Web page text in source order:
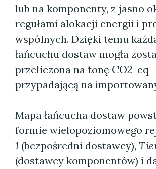
lub na komponenty, z jasno
regułami alokacji energii i
wspólnych. Dzięki temu
łańcuchu dostaw mogła
przeliczona na tonę CO2-eq
przypadającą na
Mapa łańcucha dostaw
formie wielopoziomowego
1 (bezpośredni dostawcy),
(dostawcy komponentów) i